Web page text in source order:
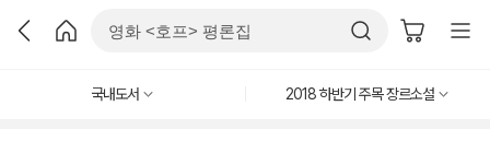
국내도서 2018 하반기 주목 장르소설